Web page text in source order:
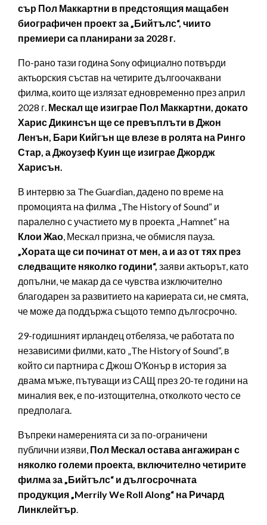
сър Пол Маккартни в предстоящия мащабен
биографичен проект за „Бийтълс“, чиито
премиери са планирани за 2028 г.
По-рано тази година Sony официално потвърди
актьорския състав на четирите дългоочаквани
филма, които ще излязат едновременно през април
2028 г. Мескал ще изиграе Пол Маккартни, докато
Харис Дикинсън ще се превъплъти в Джон
Ленън, Бари Кийгън ще влезе в ролята на Ринго
Стар, а Джоузеф Куин ще изиграе Джордж
Харисън.
В интервю за The Guardian, дадено по време на
промоцията на филма „The History of Sound“ и
паралелно с участието му в проекта „Hamnet“ на
Клои Жао, Мескал призна, че обмисля пауза.
„Хората ще си починат от мен, а и аз от тях през
следващите няколко години“, заяви актьорът, като
допълни, че макар да се чувства изключително
благодарен за развитието на кариерата си, не смята,
че може да поддържа същото темпо дългосрочно.
29-годишният ирландец отбеляза, че работата по
независими филми, като „The History of Sound“, в
който си партнира с Джош О’Конър в история за
двама мъже, пътуващи из САЩ през 20-те години на
миналия век, е по-изтощителна, отколкото често се
предполага.
Въпреки намеренията си за по-ограничени
публични изяви, Пол Мескал остава ангажиран с
няколко големи проекта, включително четирите
филма за „Бийтълс“ и дългосрочната
продукция „Merrily We Roll Along“ на Ричард
Линклейтър.